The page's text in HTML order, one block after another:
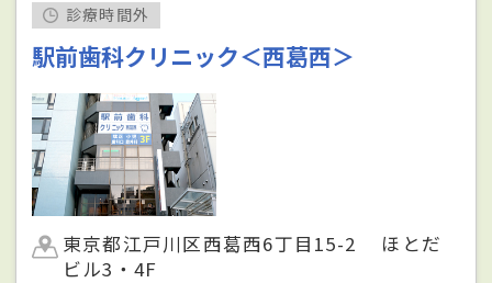
診療時間外
駅前歯科クリニック＜西葛西＞
東京都江戸川区西葛西6丁目15-2 ほとだ
ビル3・4F